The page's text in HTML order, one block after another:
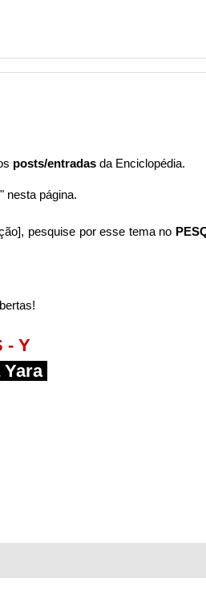
posts/entradas da Enciclopédia.
nesta página.
pesquise por esse tema no
- Y
Yara